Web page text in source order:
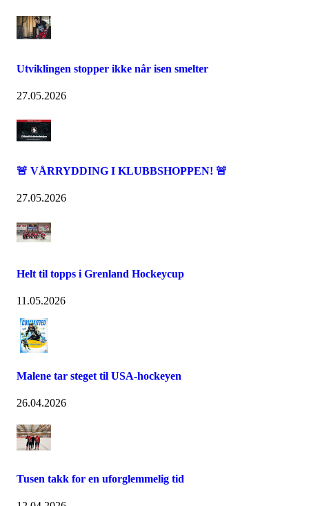
Utviklingen stopper ikke når isen smelter
27.05.2026
🚨 VÅRRYDDING I KLUBBSHOPPEN! 🚨
27.05.2026
Helt til topps i Grenland Hockeycup
11.05.2026
Malene tar steget til USA-hockeyen
26.04.2026
Tusen takk for en uforglemmelig tid